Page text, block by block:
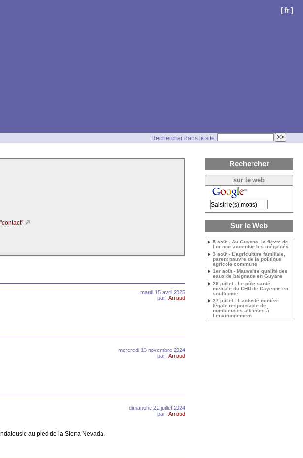
[fr]
Rechercher dans le site
"contact"
mardi 15 avril 2025
par Arnaud
mercredi 13 novembre 2024
par Arnaud
dimanche 21 juillet 2024
par Arnaud
au pied de la Sierra Nevada.
Rechercher
sur le web
Sur le Web
5 août - Au Guyana, la fièvre de
l’or noir accentue les inégalités
3 août - L’agriculture familiale,
parent pauvre de la politique
agricole commune
1er août - Mauvaise qualité des
eaux de baignade en Guyane
29 juillet - Le pôle santé
mentale du CHU de Cayenne en
souffrance
27 juillet - L’activité minière
légale responsable de
nombreuses atteintes à
l’environnement